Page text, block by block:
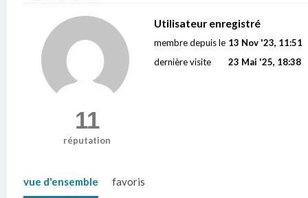
11
réputation
Utilisateur enregistré
membre depuis le 13 Nov '23, 11:51
dernière visite
23 Mai '25, 18:38
vue d'ensemble favoris